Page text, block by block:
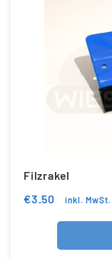
Filzrakel
€3.50 inkl. MwSt.